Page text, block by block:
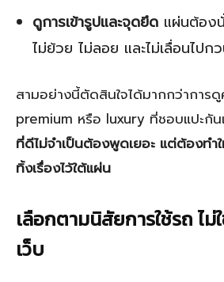
ดูการเข้ารูปและจุดยึด แผ่นต้อ
ไม่ย้วย ไม่ลอย และไม่เลื่อนไปก
สามอย่างนี้ตัดสินใจได้มากกว่าการ
premium หรือ luxury ที่ชอบแปะกัน
ที่ดีไม่จำเป็นต้องพูดเยอะ แต่ต้องทำ
ทิ้งเรื่องไว้ใต้แผ่น
เลือกตามนิสัยการใช้รถ ไม่
เว็บ